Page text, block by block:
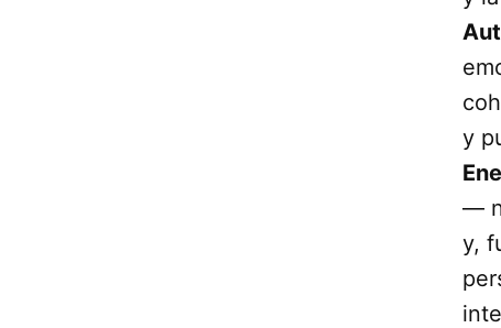
y
—
y,